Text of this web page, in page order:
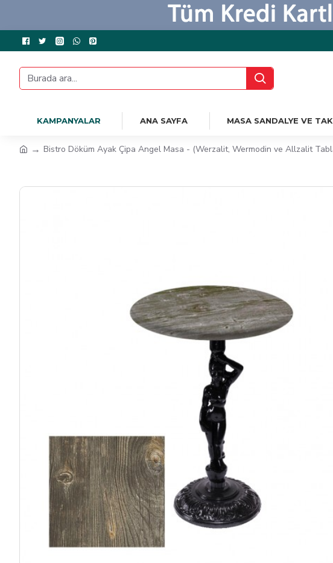
KAMPANYALAR ANA SAYFA MASA SANDALYE VE
Bistro Döküm Ayak Çipa Angel Masa - (Werzalit, Wermodin ve Allzalit